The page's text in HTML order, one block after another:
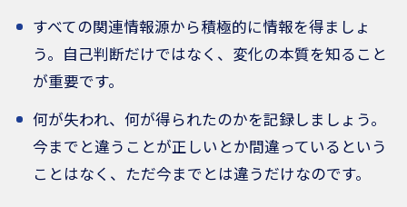
すべての関連情報源から積極的に情報を得ましょ
う。自己判断だけではなく、変化の本質を知ること
が重要です。
何が失われ、何が得られたのかを記録しましょう。
今までと違うことが正しいとか間違っているという
ことはなく、ただ今までとは違うだけなのです。